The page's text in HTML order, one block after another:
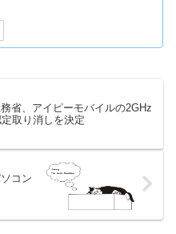
省、アイピーモバイルの2GHz
取り消しを決定
コン